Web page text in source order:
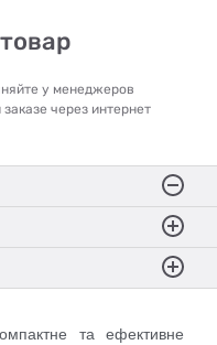
у менеджеров
через интернет
та ефективне